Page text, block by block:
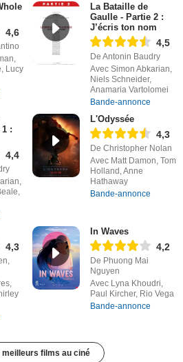
4,6
Lucy
La Bataille de
Gaulle - Partie 2 :
J’écris ton nom
4,5
De Antonin Baudry
Avec Simon Abkarian,
Niels Schneider,
Anamaria Vartolomei
Bande-annonce
:
4,4
L'Odyssée
4,3
De Christopher Nolan
Avec Matt Damon, Tom
Holland, Anne
Hathaway
Bande-annonce
4,3
In Waves
4,2
De Phuong Mai
Nguyen
Avec Lyna Khoudri,
Paul Kircher, Rio Vega
Bande-annonce
meilleurs films au ciné